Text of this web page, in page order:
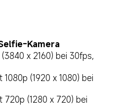
Kamera
x 2160) bei 30fps,
(1920 x 1080) bei
(1280 x 720) bei